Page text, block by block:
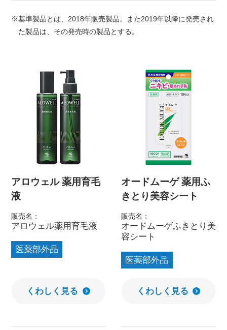
基準製品とは、2018年販売製品。また2019年以降に発売され
た製品は、その発売時の製品とする。
アロウェル 薬用育毛
液
販売名：
アロウェル薬用育毛液
医薬部外品
くわしく見る
オードムーゲ 薬用ふ
きとり美容シート
販売名：
オードムーゲふきとり美
容シート
医薬部外品
くわしく見る